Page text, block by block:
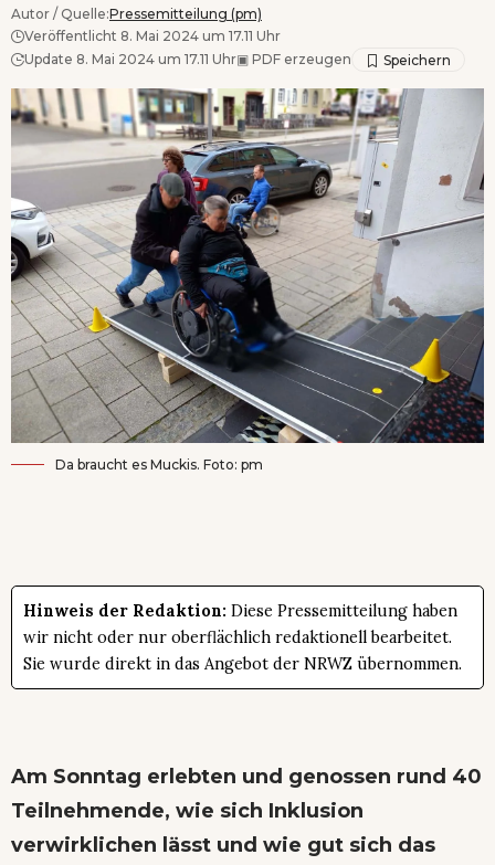
Autor / Quelle:Pressemitteilung (pm)
Veröffentlicht 8. Mai 2024 um 17.11 Uhr
Update 8. Mai 2024 um 17.11 Uhr▣ PDF erzeugen
Da braucht es Muckis. Foto: pm
Hinweis der Redaktion: Diese Pressemitteilung haben
wir nicht oder nur oberflächlich redaktionell bearbeitet.
Sie wurde direkt in das Angebot der NRWZ übernommen.
Am Sonntag erlebten und genossen rund 40
Teilnehmende, wie sich Inklusion
verwirklichen lässt und wie gut sich das